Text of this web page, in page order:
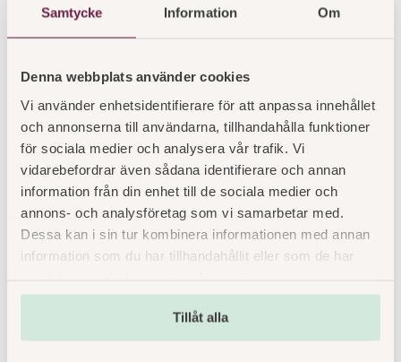
Samtycke Information Om
Denna webbplats använder cookies
Vi använder enhetsidentifierare för att anpassa innehållet
och annonserna till användarna, tillhandahålla funktioner
för sociala medier och analysera vår trafik. Vi
vidarebefordrar även sådana identifierare och annan
information från din enhet till de sociala medier och
annons- och analysföretag som vi samarbetar med.
Dessa kan i sin tur kombinera informationen med annan
information som du har tillhandahållit eller som de har
Tillåt alla
Tekaka 10-pack